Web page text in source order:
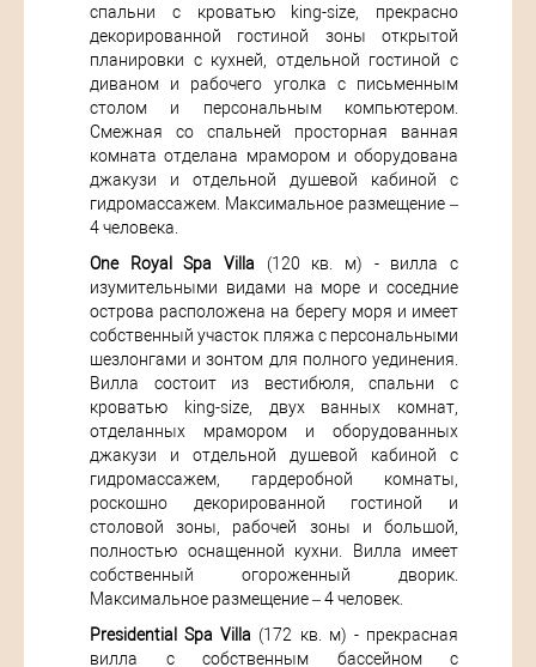
спальни с кроватью king-size, прекрасно
декорированной гостиной зоны открытой
планировки с кухней, отдельной гостиной с
диваном и рабочего уголка с письменным
столом и персональным компьютером.
Смежная со спальней просторная ванная
комната отделана мрамором и оборудована
джакузи и отдельной душевой кабиной с
гидромассажем. Максимальное размещение –
4 человека.
One Royal Spa Villa (120 кв. м) - вилла с
изумительными видами на море и соседние
острова расположена на берегу моря и имеет
собственный участок пляжа с персональными
шезлонгами и зонтом для полного уединения.
Вилла состоит из вестибюля, спальни с
кроватью king-size, двух ванных комнат,
отделанных мрамором и оборудованных
джакузи и отдельной душевой кабиной с
гидромассажем, гардеробной комнаты,
роскошно декорированной гостиной и
столовой зоны, рабочей зоны и большой,
полностью оснащенной кухни. Вилла имеет
собственный огороженный дворик.
Максимальное размещение – 4 человек.
Presidential Spa Villa (172 кв. м) - прекрасная
вилла с собственным бассейном с